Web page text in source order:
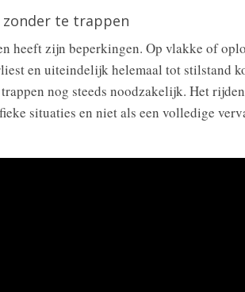
te trappen
heeft zijn beperkingen. Op vlakke of
en uiteindelijk helemaal tot stilstand
nog steeds noodzakelijk. Het
situaties en niet als een volledige